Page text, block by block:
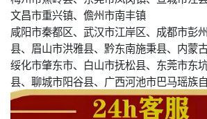
文昌市重兴镇、儋州市南丰镇
咸阳市秦都区、武汉市江岸区、成都市彭
县、眉山市洪雅县、黔东南施秉县、内蒙
绥化市肇东市、白山市抚松县、东莞市东
县、聊城市阳谷县、广西河池市巴马瑶族